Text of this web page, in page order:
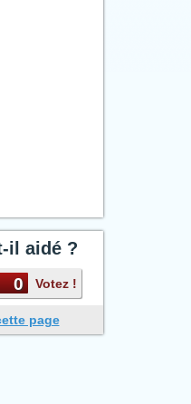
il aidé ?
0 Votez !
page